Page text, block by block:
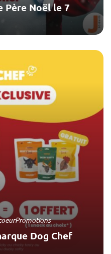
Père Noël le 7
Dog Chef
Promotions